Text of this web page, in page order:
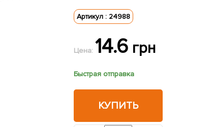
Артикул : 24988
Цена: 14.6 грн
Быстрая отправка
КУПИТЬ